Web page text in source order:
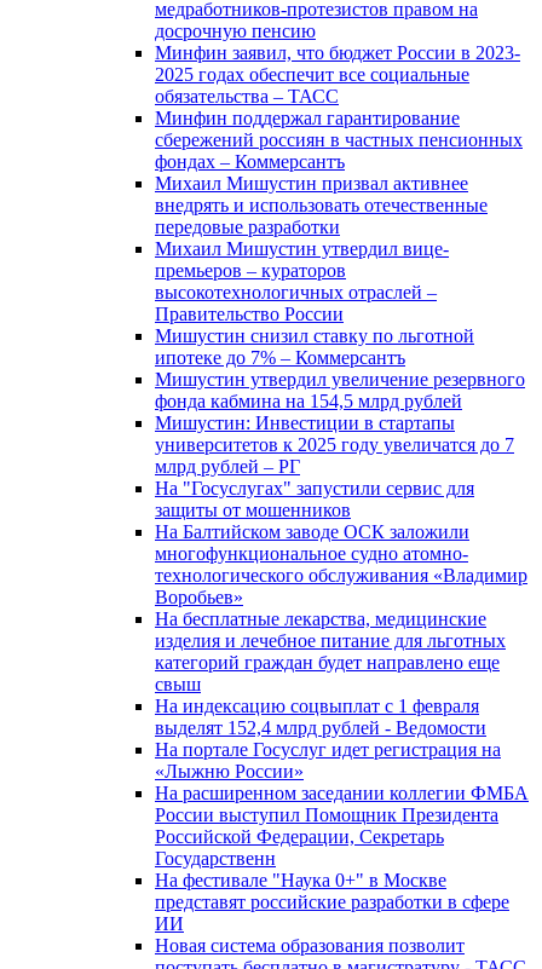
медработников-протезистов правом на
досрочную пенсию
Минфин заявил, что бюджет России в 2023-
2025 годах обеспечит все социальные
обязательства – ТАСС
Минфин поддержал гарантирование
сбережений россиян в частных пенсионных
фондах – Коммерсантъ
Михаил Мишустин призвал активнее
внедрять и использовать отечественные
передовые разработки
Михаил Мишустин утвердил вице-
премьеров – кураторов
высокотехнологичных отраслей –
Правительство России
Мишустин снизил ставку по льготной
ипотеке до 7% – Коммерсантъ
Мишустин утвердил увеличение резервного
фонда кабмина на 154,5 млрд рублей
Мишустин: Инвестиции в стартапы
университетов к 2025 году увеличатся до 7
млрд рублей – РГ
На "Госуслугах" запустили сервис для
защиты от мошенников
На Балтийском заводе ОСК заложили
многофункциональное судно атомно-
технологического обслуживания «Владимир
Воробьев»
На бесплатные лекарства, медицинские
изделия и лечебное питание для льготных
категорий граждан будет направлено еще
свыш
На индексацию соцвыплат с 1 февраля
выделят 152,4 млрд рублей - Ведомости
На портале Госуслуг идет регистрация на
«Лыжню России»
На расширенном заседании коллегии ФМБА
России выступил Помощник Президента
Российской Федерации, Секретарь
Государственн
На фестивале "Наука 0+" в Москве
представят российские разработки в сфере
ИИ
Новая система образования позволит